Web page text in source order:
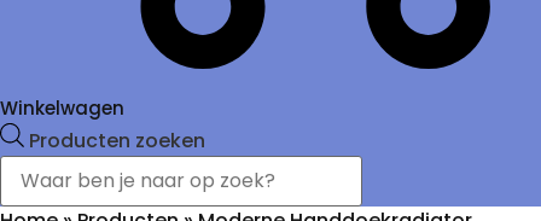
Winkelwagen
Producten zoeken